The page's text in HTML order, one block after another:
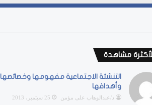
مشاهدة
التنشئة الاجتماعية مفهومها وخصائصها
وأهدافها
د/عبدالوهاب على مؤمن 25 سبتمبر، 2013